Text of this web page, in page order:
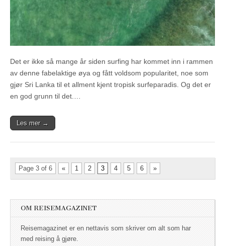
Det er ikke så mange år siden surfing har kommet inn i rammen
av denne fabelaktige øya og fått voldsom popularitet, noe som
gjør Sri Lanka til et allment kjent tropisk surfeparadis. Og det er
en god grunn til det.…
Les mer →
Page 3 of 6 « 1 2 3 4 5 6 »
OM REISEMAGAZINET
Reisemagazinet er en nettavis som skriver om alt som har
med reising å gjøre.